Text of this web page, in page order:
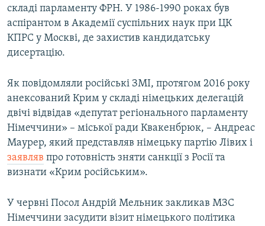
складі парламенту ФРН. У 1986-1990 роках був
аспірантом в Академії суспільних наук при ЦК
КПРС у Москві, де захистив кандидатську
дисертацію.
Як повідомляли російські ЗМІ, протягом 2016 року
анексований Крим у складі німецьких делегацій
двічі відвідав «депутат регіонального парламенту
Німеччини» – міської ради Квакенбрюк, – Андреас
Маурер, який представляв німецьку партію Лівих і
заявляв про готовність зняти санкції з Росії та
визнати «Крим російським».
У червні Посол Андрій Мельник закликав МЗС
Німеччини засудити візит німецького політика